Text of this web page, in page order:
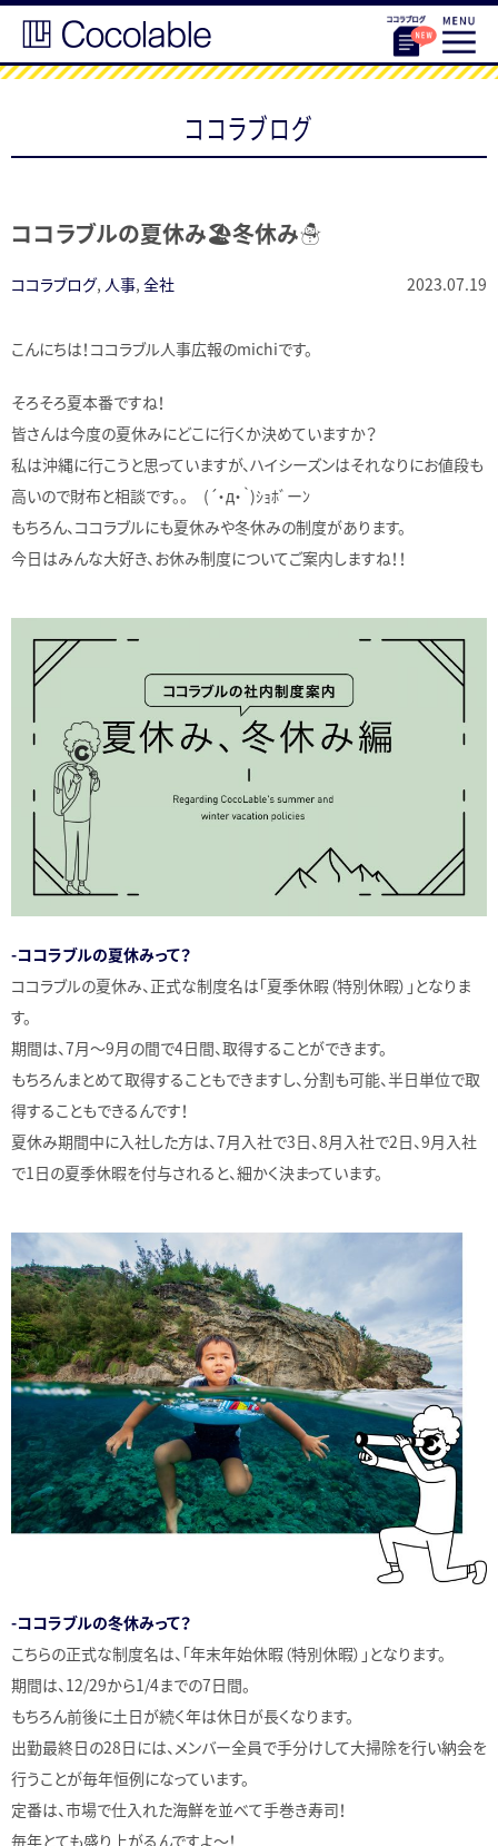
ココラブログ
ココラブルの夏休み🏖冬休み☃
ココラブログ, 人事, 全社 2023.07.19
こんにちは！ココラブル人事広報のmichiです。
そろそろ夏本番ですね！
皆さんは今度の夏休みにどこに行くか決めていますか？
私は沖縄に行こうと思っていますが、ハイシーズンはそれなりにお値段も
高いので財布と相談です。。 (´・д・｀)ｼｮﾎﾞーﾝ
もちろん、ココラブルにも夏休みや冬休みの制度があります。
今日はみんな大好き、お休み制度についてご案内しますね！！
-ココラブルの夏休みって？
ココラブルの夏休み、正式な制度名は「夏季休暇（特別休暇）」となりま
す。
期間は、7月〜9月の間で4日間、取得することができます。
もちろんまとめて取得することもできますし、分割も可能、半日単位で取
得することもできるんです！
夏休み期間中に入社した方は、7月入社で3日、8月入社で2日、9月入社
で1日の夏季休暇を付与されると、細かく決まっています。
-ココラブルの冬休みって？
こちらの正式な制度名は、「年末年始休暇（特別休暇）」となります。
期間は、12/29から1/4までの7日間。
もちろん前後に土日が続く年は休日が長くなります。
出勤最終日の28日には、メンバー全員で手分けして大掃除を行い納会を
行うことが毎年恒例になっています。
定番は、市場で仕入れた海鮮を並べて手巻き寿司！
毎年とても盛り上がるんですよ〜！